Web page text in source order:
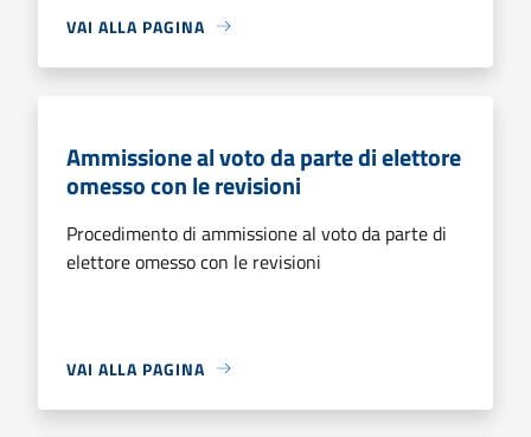
VAI ALLA PAGINA
Ammissione al voto da parte di elettore
omesso con le revisioni
Procedimento di ammissione al voto da parte di
elettore omesso con le revisioni
VAI ALLA PAGINA